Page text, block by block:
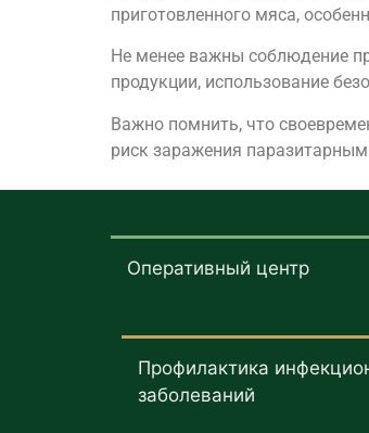
приготовленного мяса,
Не менее важны соблюдение
продукции, использование
Важно помнить, что
риск заражения
Оперативный центр
Профилактика
заболеваний